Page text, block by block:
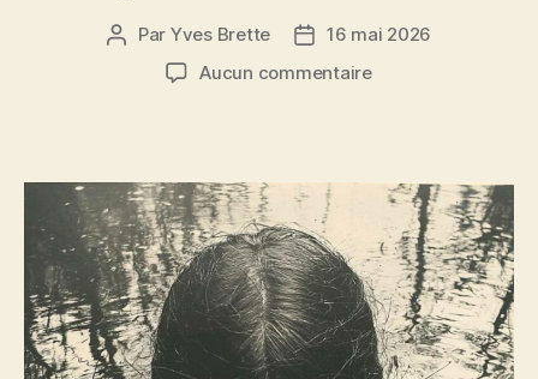
Auteur
l’article
Par Yves Brette
Date16 mai 2026
Aucun commentairesur